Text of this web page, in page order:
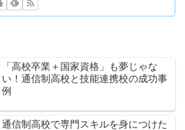
「高校卒業＋国家資格」も夢じゃな
い！通信制高校と技能連携校の成功事
例
通信制高校で専門スキルを身につけた